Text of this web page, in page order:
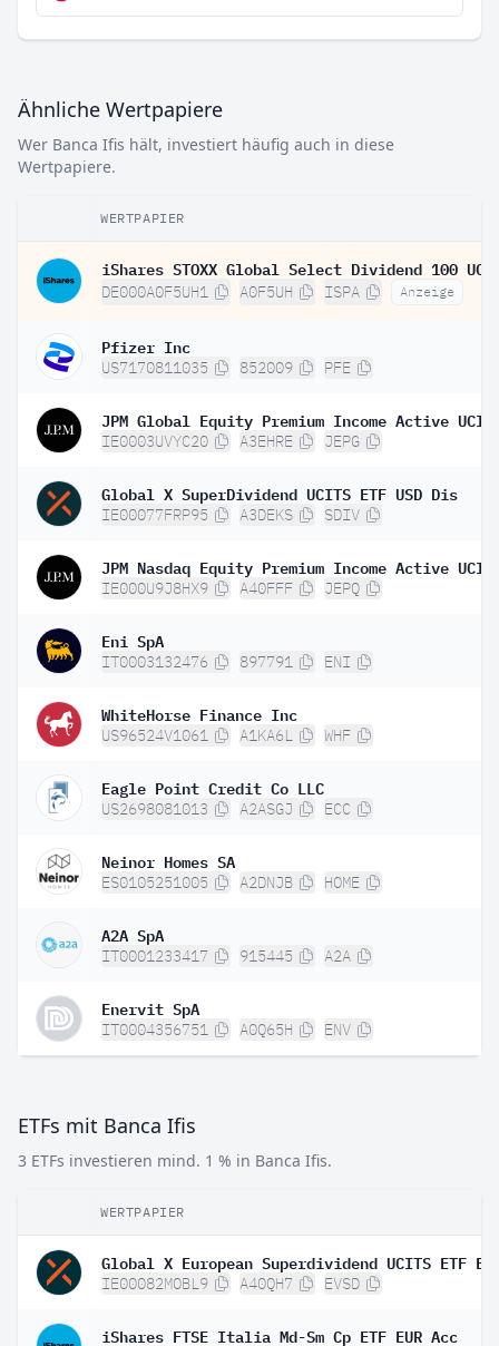
Ähnliche Wertpapiere
Wer Banca Ifis hält, investiert häufig auch in diese
Wertpapiere.
WERTPAPIER
DE000A0F5UH1 A0F5UH ISPA Anzeige
Pfizer Inc
US7170811035 852009 PFE
IE0003UVYC20 A3EHRE JEPG
Global X SuperDividend UCITS ETF USD Dis
IE00077FRP95 A3DEKS SDIV
IE000U9J8HX9 A40FFF JEPQ
Eni SpA
IT0003132476 897791 ENI
WhiteHorse Finance Inc
US96524V1061 A1KA6L WHF
Eagle Point Credit Co LLC
US2698081013 A2ASGJ ECC
Neinor Homes SA
ES0105251005 A2DNJB HOME
A2A SpA
IT0001233417 915445 A2A
Enervit SpA
IT0004356751 A0Q65H ENV
ETFs mit Banca Ifis
3 ETFs investieren mind. 1 % in Banca Ifis.
WERTPAPIER
IE00082MOBL9 A40QH7 EVSD
iShares FTSE Italia Md-Sm Cp ETF EUR Acc